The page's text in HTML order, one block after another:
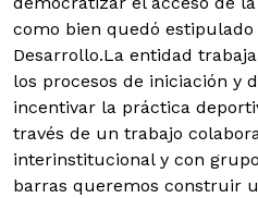
como bien quedó estipulado
Desarrollo.La entidad
los procesos de iniciación y
incentivar la práctica
través de un trabajo
interinstitucional y con
barras queremos construir